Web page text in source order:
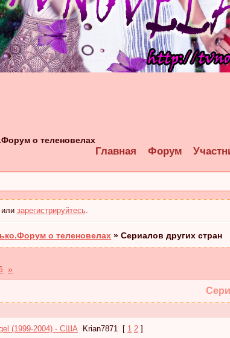
о теленовелах
Главная Форум
зарегистрируйтесь.
о теленовелах »Сериалов других стран
»
(1999-2004) - США Krian7871 [ 1 2 ]